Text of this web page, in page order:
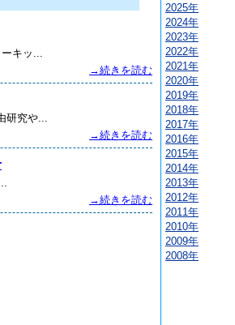
キッ...
→続きを読む
究や...
→続きを読む
→続きを読む
2025年
2024年
2023年
2022年
2021年
2020年
2019年
2018年
2017年
2016年
2015年
2014年
2013年
2012年
2011年
2010年
2009年
2008年